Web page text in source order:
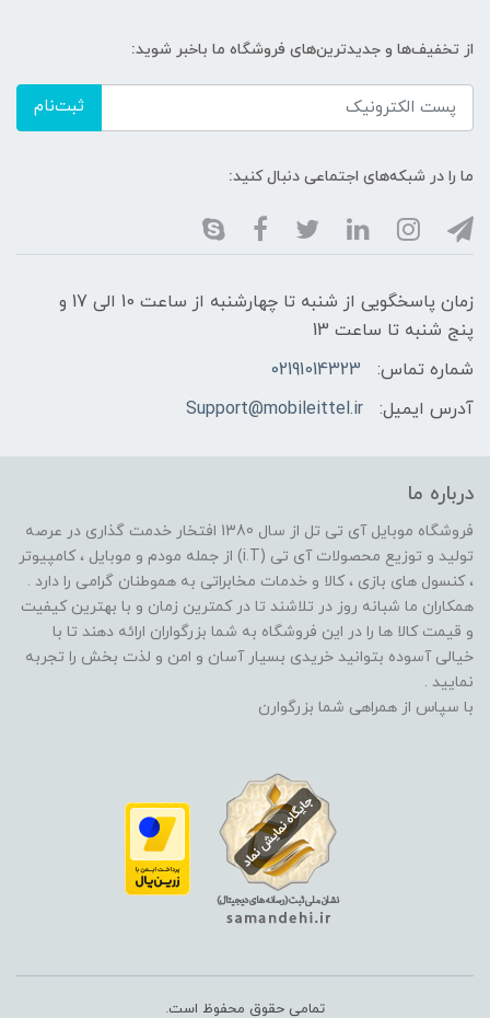
از تخفیف‌ها و جدیدترین‌های فروشگاه ما باخبر شوید:
ثبت‌نام
ما را در شبکه‌های اجتماعی دنبال کنید:
زمان پاسخگویی از شنبه تا چهارشنبه از ساعت 10 الی 17 و
پنج شنبه تا ساعت 13
شماره تماس:
02191014323
آدرس ایمیل:
Support@mobileittel.ir
درباره ما
فروشگاه موبایل آی تی تل از سال 1380 افتخار خدمت گذاری در عرصه
تولید و توزیع محصولات آی تی (i.T) از جمله مودم و موبایل ، کامپیوتر
، کنسول های بازی ، کالا و خدمات مخابراتی به هموطنان گرامی را دارد .
همکاران ما شبانه روز در تلاشند تا در کمترین زمان و با بهترین کیفیت
و قیمت کالا ها را در این فروشگاه به شما بزرگواران ارائه دهند تا با
خیالی آسوده بتوانید خریدی بسیار آسان و امن و لذت بخش را تجربه
نمایید .
با سپاس از همراهی شما بزرگوارن
تمامی حقوق محفوظ است.